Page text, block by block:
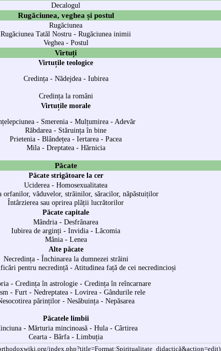
Decalogul
Rugăciunea, veghea și postul
Rugăciunea
Rugăciunea Tatăl Nostru - Rugăciunea inimii
Veghea- Postul
Virtuți
Virtuțile teologice
Credința- Nădejdea- Iubirea
Credința la români
Virtuțile morale
- Smerenia - Mulțumirea -Adevăr
Răbdarea - Stăruința în bine
Prietenia - Blândețea - Iertarea - Pacea
Mila- Dreptatea- Hărnicia
Păcate
Păcate strigătoare la cer
Uciderea - Homosexualitatea
orfanilor, văduvelor, străinilor, săracilor, năpăstuiților
Întârzierea sau oprirea plății lucrătorilor
Păcate capitale
Mândria - Desfrânarea
Iubirea de arginți - Invidia - Lăcomia
Mânia- Lenea
Alte păcate
Necredința- Închinarea la dumnezei străini
pentru necredință- Atitudinea față de cei necredincioși
- Credința în astrologie- Credința în reîncarnare
- Furt - Nedreptatea - Lovirea - Gândurile rele
părinților- Nesăbuința- Nepăsarea
Păcatele limbii
- Mărturia mincinoasă- Hula- Cârtirea
Cearta - Bârfa - Limbuția